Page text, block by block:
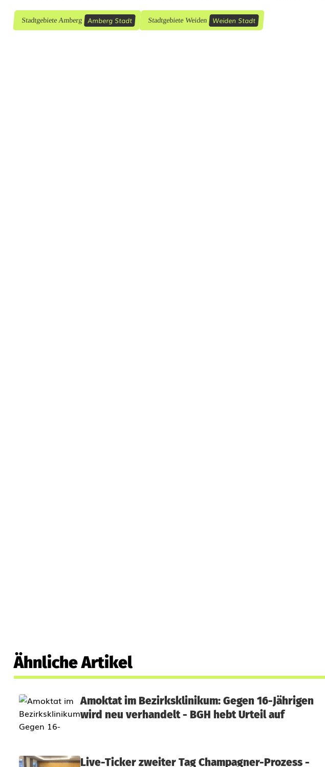
t
b
c
Stadtgebiete Amberg Amberg Stadt Stadtgebiete Weiden Weiden Stadt
Ähnliche Artikel
Amoktat im Bezirksklinikum: Gegen 16-Jährigen
wird neu verhandelt - BGH hebt Urteil auf
Live-Ticker zweiter Tag Champagner-Prozess -